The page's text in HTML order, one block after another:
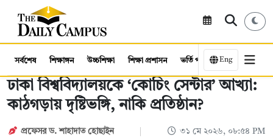
সর্বশেষ শিক্ষাঙ্গন উচ্চশিক্ষা শিক্ষা প্রশাসন ভর্তি পরীক্ষা কর্মসংস্থান
Eng
ঢাকা বিশ্ববিদ্যালয়কে ‘কোচিং সেন্টার’ আখ্যা:
কাঠগড়ায় দৃষ্টিভঙ্গি, নাকি প্রতিষ্ঠান?
প্রফেসর ড. শাহাদাত হোছাইন ৩১ মে ২০২৬, ০৮:৫৪ PM